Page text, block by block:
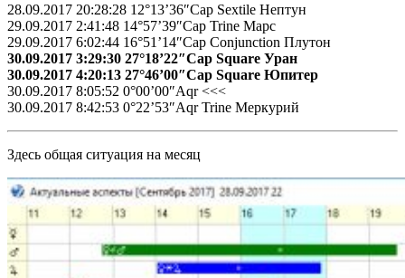
28.09.2017 20:28:28 12°13’36″Cap Sextile Нептун
29.09.2017 2:41:48 14°57’39″Cap Trine Марс
29.09.2017 6:02:44 16°51’14″Cap Conjunction Плутон
30.09.2017 3:29:30 27°18’22″Cap Square Уран
30.09.2017 4:20:13 27°46’00″Cap Square Юпитер
30.09.2017 8:05:52 0°00’00″Aqr <<<
30.09.2017 8:42:53 0°22’53″Aqr Trine Меркурий
Здесь общая ситуация на месяц